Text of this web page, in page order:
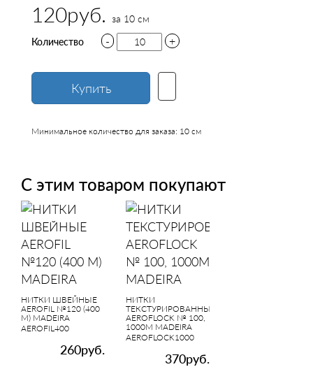
120руб. за 10 см
Количество
- +
Купить
Минимальное количество для заказа: 10 см
С этим товаром покупают
НИТКИ ШВЕЙНЫЕ
AEROFIL №120 (400
М) MADEIRA
AEROFIL400
260руб.
НИТКИ
ТЕКСТУРИРОВАННЫЕ
AEROFLOCK № 100,
1000М MADEIRA
AEROFLOCK1000
370руб.